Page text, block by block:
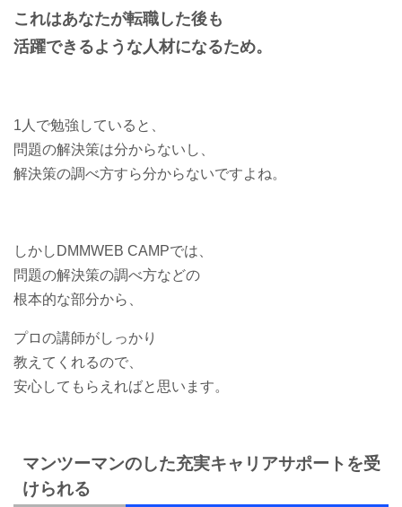
これはあなたが転職した後も
活躍できるような人材になるため。
1人で勉強していると、
問題の解決策は分からないし、
解決策の調べ方すら分からないですよね。
しかしDMMWEB CAMPでは、
問題の解決策の調べ方などの
根本的な部分から、
プロの講師がしっかり
教えてくれるので、
安心してもらえればと思います。
マンツーマンのした充実キャリアサポートを受
けられる